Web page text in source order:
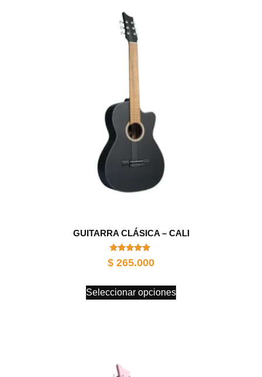
GUITARRA CLÁSICA – CALI
Valorado
con
$ 265.000
Seleccionar opciones